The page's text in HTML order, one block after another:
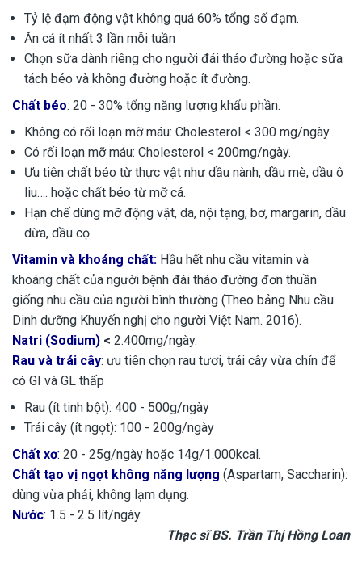
Tỷ lệ đạm động vật không quá 60% tổng số đạm.
Ăn cá ít nhất 3 lần mỗi tuần
Chọn sữa dành riêng cho người đái tháo đường hoặc sữa
tách béo và không đường hoặc ít đường.
Chất béo: 20 - 30% tổng năng lượng khẩu phần.
Không có rối loạn mỡ máu: Cholesterol < 300 mg/ngày.
Có rối loạn mỡ máu: Cholesterol < 200mg/ngày.
Ưu tiên chất béo từ thực vật như dầu nành, dầu mè, dầu ô
liu…. hoặc chất béo từ mỡ cá.
Hạn chế dùng mỡ động vật, da, nội tạng, bơ, margarin, dầu
dừa, dầu cọ.
Vitamin và khoáng chất: Hầu hết nhu cầu vitamin và
khoáng chất của người bệnh đái tháo đường đơn thuần
giống nhu cầu của người bình thường (Theo bảng Nhu cầu
Dinh dưỡng Khuyến nghị cho người Việt Nam. 2016).
Natri (Sodium) < 2.400mg/ngày.
Rau và trái cây: ưu tiên chọn rau tươi, trái cây vừa chín để
có GI và GL thấp
Rau (ít tinh bột): 400 - 500g/ngày
Trái cây (ít ngọt): 100 - 200g/ngày
Chất xơ: 20 - 25g/ngày hoặc 14g/1.000kcal.
Chất tạo vị ngọt không năng lượng (Aspartam, Saccharin):
dùng vừa phải, không lạm dụng.
Nước: 1.5 - 2.5 lít/ngày.
Thạc sĩ BS. Trần Thị Hồng Loan